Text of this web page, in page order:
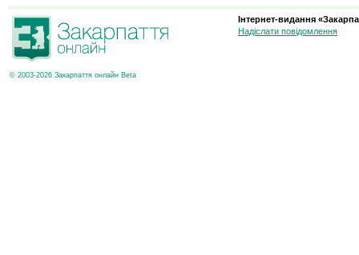
© 2003-2026 Закарпаття онлайн Beta
Інтернет-видання
Надіслати повідомлення